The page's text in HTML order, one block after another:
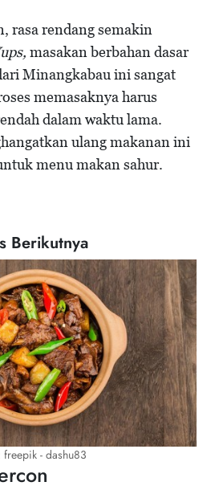
rasa rendang semakin
masakan berbahan dasar
Minangkabau ini sangat
memasaknya harus
dalam waktu lama.
ulang makanan ini
menu makan sahur.
Berikutnya
freepik - dashu83